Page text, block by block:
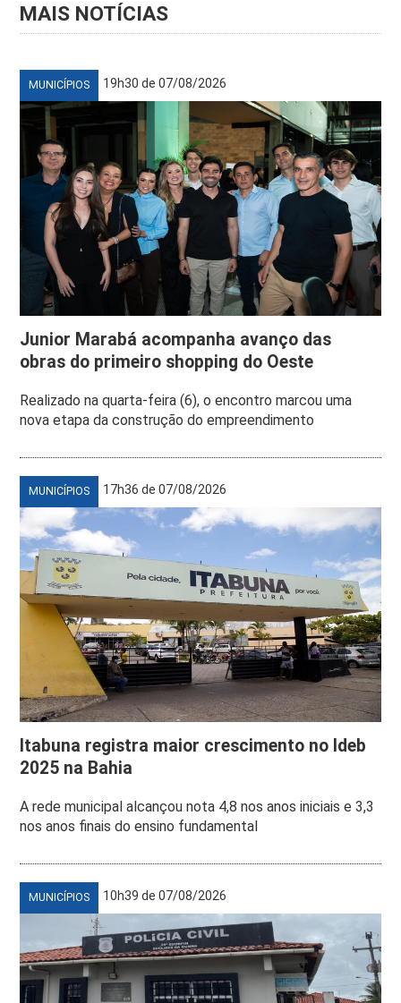
MAIS NOTÍCIAS
MUNICÍPIOS 19h30 de 07/08/2026
Junior Marabá acompanha avanço das
obras do primeiro shopping do Oeste
Realizado na quarta-feira (6), o encontro marcou uma
nova etapa da construção do empreendimento
MUNICÍPIOS 17h36 de 07/08/2026
Itabuna registra maior crescimento no Ideb
2025 na Bahia
A rede municipal alcançou nota 4,8 nos anos iniciais e 3,3
nos anos finais do ensino fundamental
MUNICÍPIOS 10h39 de 07/08/2026